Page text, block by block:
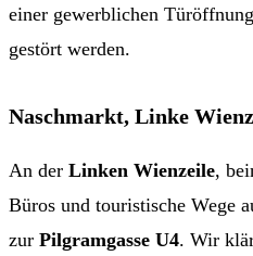
einer gewerblichen
gestört werden.
Naschmarkt, Linke
An der Linken Wienzeile,
Büros und touristische Wege
zur Pilgramgasse U4. Wir